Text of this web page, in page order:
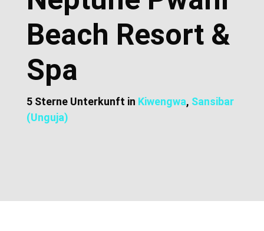
Beach Resort &
Spa
5 Sterne Unterkunft in Kiwengwa, Sansibar
(Unguja)